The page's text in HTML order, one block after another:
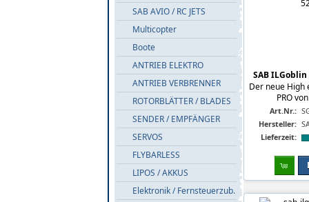
SAB AVIO / RC JETS
Multicopter
Boote
ANTRIEB ELEKTRO
ANTRIEB VERBRENNER
ROTORBLÄTTER / BLADES
SENDER / EMPFÄNGER
SERVOS
FLYBARLESS
LIPOS / AKKUS
Elektronik / Fernsteuerzub.
SAB ILGoblin
Der neue High
PRO
Art.Nr.:
Hersteller:
Lieferzeit: